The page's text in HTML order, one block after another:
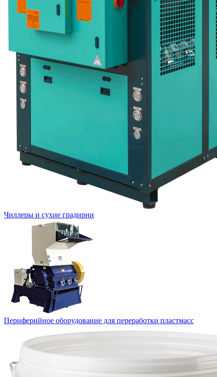
Чиллеры и сухие градирни
Периферийное оборудование для переработки пластмасс